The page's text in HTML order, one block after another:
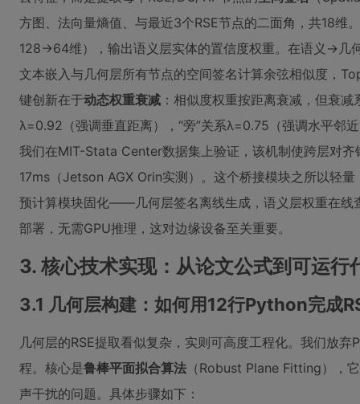
方图、法向量熵值、与最近3个RSE节点的二面角，共18维
128→64维），输出语义层实体的置信度权重。在语义→几
文本嵌入与几何层所有节点的空间签名计算余弦相似度，
键创新在于动态权重衰减 ：相似度权重按距离衰减，但衰
λ=0.92（强调垂直距离），“旁”关系λ=0.75（强调水平邻
我们在MIT-Stata Center数据集上验证，该机制使跨层对
17ms（Jetson AGX Orin实测）。这个桥接模块之所以轻
预计算模块固化——几何层签名离线生成，语义层权重在线
部署，无需GPU推理，这对边缘设备至关重要。
3. 核心技术实现：从论文公式到可运行
3.1 几何层构建：如何用12行Python完成
几何层的RSE提取看似复杂，实则可高度工程化。我们放
程。核心是鲁棒平面拟合算法 （Robust Plane Fitting），
声干扰的问题。具体步骤如下：